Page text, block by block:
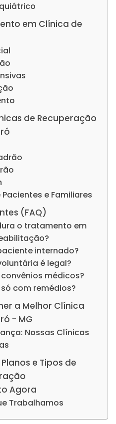
em Clínica de
de Recuperação
Pacientes e Familiares
(FAQ)
o tratamento em
internado?
é legal?
médicos?
com remédios?
a Melhor Clínica
- MG
Nossas Clínicas
e Tipos de
Agora
Trabalhamos